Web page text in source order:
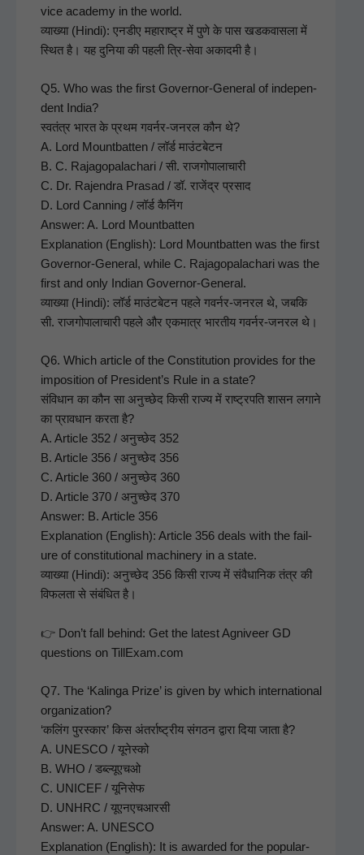
vice acad­e­my in the world.
व्याख्या (Hin­di): एनडीए महाराष्ट्र में पुणे के पास खडकवासला में
स्थित है। यह दुनिया की पहली त्रि-सेवा अकादमी है।
Q5. Who was the first Gov­er­nor-Gen­er­al of inde­pen­
dent India?
स्वतंत्र भारत के प्रथम गवर्नर-जनरल कौन थे?
A. Lord Mount­bat­ten / लॉर्ड माउंटबेटन
B. C. Rajagopalachari / सी. राजगोपालाचारी
C. Dr. Rajen­dra Prasad / डॉ. राजेंद्र प्रसाद
D. Lord Can­ning / लॉर्ड कैनिंग
Answer: A. Lord Mount­bat­ten
Expla­na­tion (Eng­lish): Lord Mount­bat­ten was the first
Gov­er­nor-Gen­er­al, while C. Rajagopalachari was the
first and only Indi­an Gov­er­nor-Gen­er­al.
व्याख्या (Hin­di): लॉर्ड माउंटबेटन पहले गवर्नर-जनरल थे, जबकि
सी. राजगोपालाचारी पहले और एकमात्र भारतीय गवर्नर-जनरल थे।
Q6. Which arti­cle of the Con­sti­tu­tion pro­vides for the
impo­si­tion of President’s Rule in a state?
संविधान का कौन सा अनुच्छेद किसी राज्य में राष्ट्रपति शासन लगाने
का प्रावधान करता है?
A. Arti­cle 352 / अनुच्छेद 352
B. Arti­cle 356 / अनुच्छेद 356
C. Arti­cle 360 / अनुच्छेद 360
D. Arti­cle 370 / अनुच्छेद 370
Answer: B. Arti­cle 356
Expla­na­tion (Eng­lish): Arti­cle 356 deals with the fail­
ure of con­sti­tu­tion­al machin­ery in a state.
व्याख्या (Hin­di): अनुच्छेद 356 किसी राज्य में संवैधानिक तंत्र की
विफलता से संबंधित है।
👉 Don’t fall behind: Get the lat­est Agniveer GD
ques­tions on TillExam.com
Q7. The ‘Kalin­ga Prize’ is giv­en by which inter­na­tion­al
orga­ni­za­tion?
‘कलिंग पुरस्कार’ किस अंतर्राष्ट्रीय संगठन द्वारा दिया जाता है?
A. UNESCO / यूनेस्को
B. WHO / डब्ल्यूएचओ
C. UNICEF / यूनिसेफ
D. UNHRC / यूएनएचआरसी
Answer: A. UNESCO
Expla­na­tion (Eng­lish): It is award­ed for the pop­u­lar­